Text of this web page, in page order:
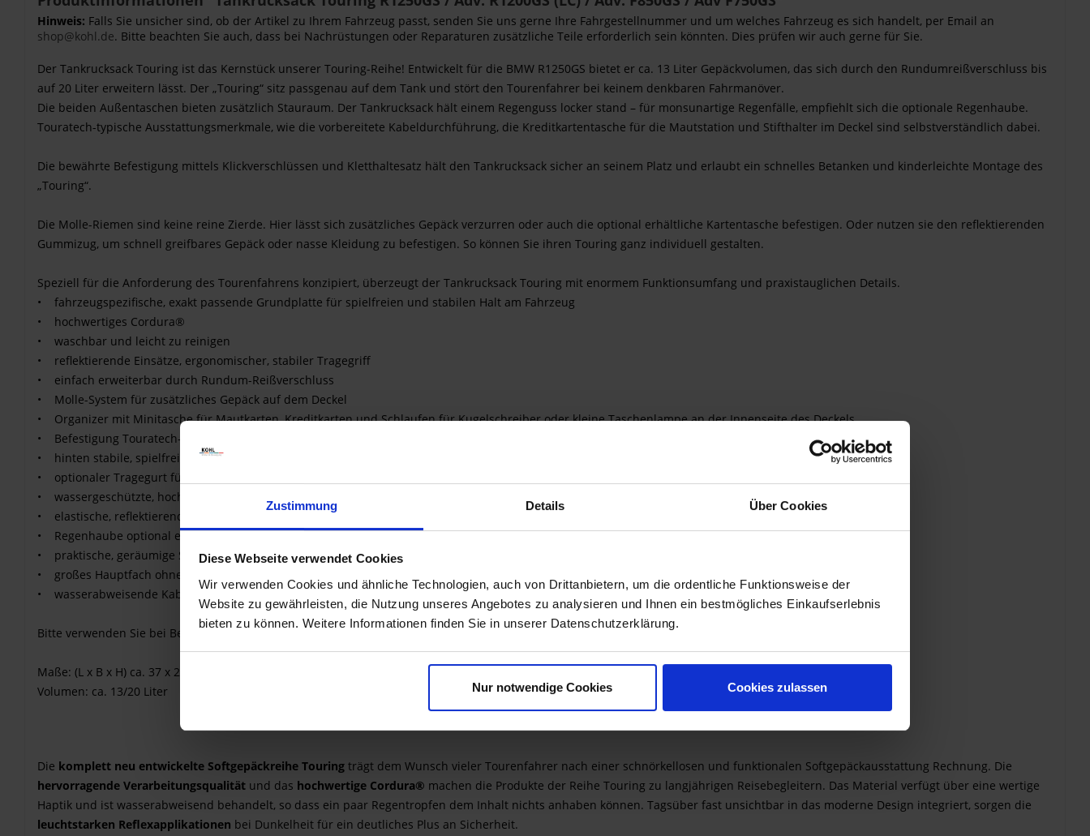
Zustimmung Details Über Cookies
Diese Webseite verwendet Cookies
Wir verwenden Cookies und ähnliche Technologien, auch von Drittanbietern, um die ordentliche Funktionsweise der
Website zu gewährleisten, die Nutzung unseres Angebotes zu analysieren und Ihnen ein bestmögliches Einkaufserlebnis
bieten zu können. Weitere Informationen finden Sie in unserer Datenschutzerklärung.
Nur notwendige Cookies Cookies zulassen
Hinweis: Falls Sie unsicher sind, ob der Artikel zu Ihrem Fahrzeug passt, senden Sie uns gerne Ihre Fahrgestellnummer und um welches Fahrzeug es sich handelt, per Email an
shop@kohl.de. Bitte beachten Sie auch, dass bei Nachrüstungen oder Reparaturen zusätzliche Teile erforderlich sein könnten. Dies prüfen wir auch gerne für Sie.
Der Tankrucksack Touring ist das Kernstück unserer Touring-Reihe! Entwickelt für die BMW R1250GS bietet er ca. 13 Liter Gepäckvolumen, das sich durch den Rundumreißverschluss bis
auf 20 Liter erweitern lässt. Der „Touring“ sitz passgenau auf dem Tank und stört den Tourenfahrer bei keinem denkbaren Fahrmanöver.
Die beiden Außentaschen bieten zusätzlich Stauraum. Der Tankrucksack hält einem Regenguss locker stand – für monsunartige Regenfälle, empfiehlt sich die optionale Regenhaube.
Touratech-typische Ausstattungsmerkmale, wie die vorbereitete Kabeldurchführung, die Kreditkartentasche für die Mautstation und Stifthalter im Deckel sind selbstverständlich dabei.
Die bewährte Befestigung mittels Klickverschlüssen und Kletthaltesatz hält den Tankrucksack sicher an seinem Platz und erlaubt ein schnelles Betanken und kinderleichte Montage des
„Touring“.
Die Molle-Riemen sind keine reine Zierde. Hier lässt sich zusätzliches Gepäck verzurren oder auch die optional erhältliche Kartentasche befestigen. Oder nutzen sie den reflektierenden
Gummizug, um schnell greifbares Gepäck oder nasse Kleidung zu befestigen. So können Sie ihren Touring ganz individuell gestalten.
Speziell für die Anforderung des Tourenfahrens konzipiert, überzeugt der Tankrucksack Touring mit enormem Funktionsumfang und praxistauglichen Details.
• fahrzeugspezifische, exakt passende Grundplatte für spielfreien und stabilen Halt am Fahrzeug
• hochwertiges Cordura®
• waschbar und leicht zu reinigen
• reflektierende Einsätze, ergonomischer, stabiler Tragegriff
• einfach erweiterbar durch Rundum-Reißverschluss
• Molle-System für zusätzliches Gepäck auf dem Deckel
• Organizer mit Minitasche für Mautkarten, Kreditkarten und Schlaufen für Kugelschreiber oder kleine Taschenlampe an der Innenseite des Deckels
• Befestigung Touratech-typisch mit einfach zu bedienenden Click-Verschlüssen und Klett
• hinten stabile, spielfreie Befestigung mit großflächigem Klettverschluss
• optionaler Tragegurt für die Verwendung als Umhängetasche
• wassergeschützte, hochwertige Reißverschlüsse
• elastische, reflektierende Gummizüge mit Schnellverschluss zur einfachen Befestigung von Handschuhen oder Regenjacke
• Regenhaube optional erhältlich
• praktische, geräumige Seitentaschen
• großes Hauptfach ohne Unterteilungen für maximales Platzangebot und individuelles Beladen
• wasserabweisende Kabeldurchführung für Stromversorgung des Innenraumes
Bitte verwenden Sie bei Bedarf eine Lackschutzfolie!
Maße: (L x B x H) ca. 37 x 27 x 22/32 cm;
Volumen: ca. 13/20 Liter
Die komplett neu entwickelte Softgepäckreihe Touring trägt dem Wunsch vieler Tourenfahrer nach einer schnörkellosen und funktionalen Softgepäckausstattung Rechnung. Die
hervorragende Verarbeitungsqualität und das hochwertige Cordura® machen die Produkte der Reihe Touring zu langjährigen Reisebegleitern. Das Material verfügt über eine wertige
Haptik und ist wasserabweisend behandelt, so dass ein paar Regentropfen dem Inhalt nichts anhaben können. Tagsüber fast unsichtbar in das moderne Design integriert, sorgen die
leuchtstarken Reflexapplikationen bei Dunkelheit für ein deutliches Plus an Sicherheit.